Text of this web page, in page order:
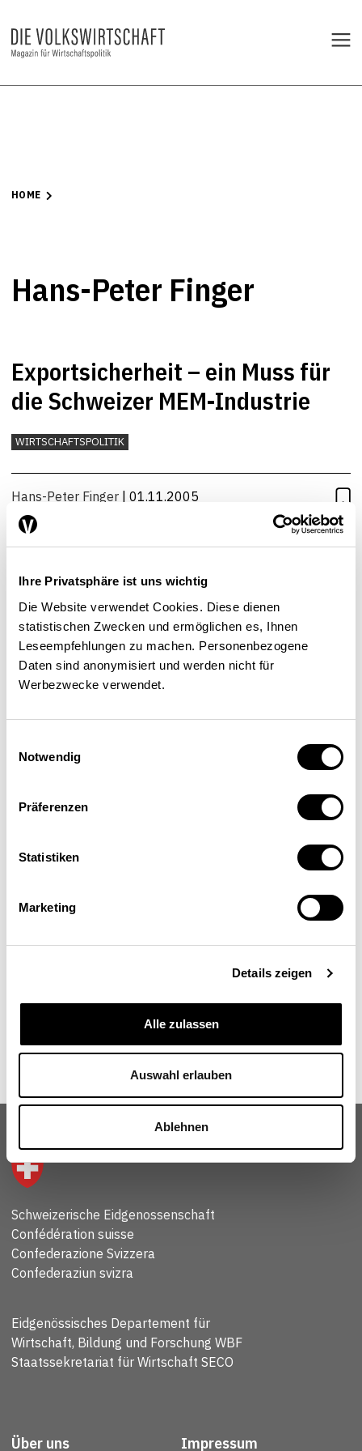
Ihre Privatsphäre ist uns wichtig
Die Website verwendet Cookies. Diese dienen
statistischen Zwecken und ermöglichen es, Ihnen
Leseempfehlungen zu machen. Personenbezogene
Daten sind anonymisiert und werden nicht für
Werbezwecke verwendet.
Notwendig
Präferenzen
Statistiken
Marketing
Details zeigen
Alle zulassen
Auswahl erlauben
Ablehnen
HOME
Hans-Peter Finger
Exportsicherheit – ein Muss für
die Schweizer MEM-Industrie
WIRTSCHAFTSPOLITIK
Hans-Peter Finger | 01.11.2005
Hans-Peter Finger
www.swissmem.ch
Schweizerische Eidgenossenschaft
Confédération suisse
Confederazione Svizzera
Confederaziun svizra
Eidgenössisches Departement für
Wirtschaft, Bildung und Forschung WBF
Staatssekretariat für Wirtschaft SECO
Über uns Impressum